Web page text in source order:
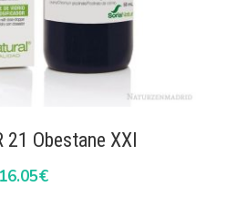
21 Obestane XXI
16.05€